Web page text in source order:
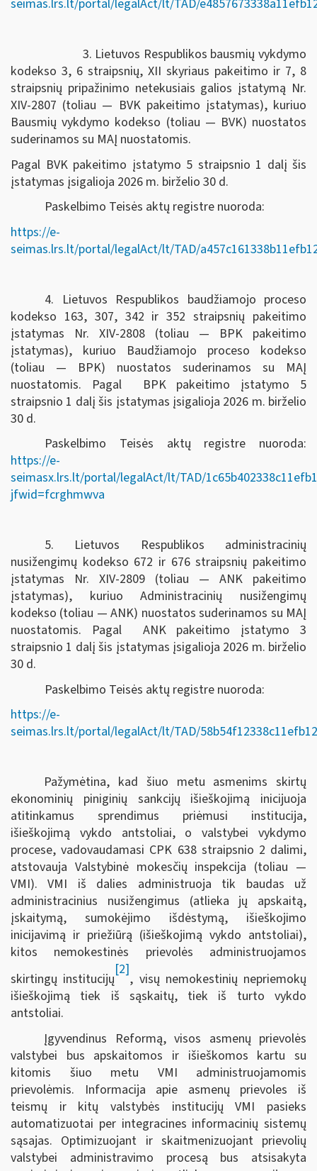
seimas.lrs.lt/portal/legalAct/lt/TAD/
3. Lietuvos Respublikos bausmių vykdymo
kodekso 3, 6 straipsnių, XII skyriaus pakeitimo ir 7, 8
straipsnių pripažinimo netekusiais galios įstatymą Nr.
XIV-2807 (toliau — BVK pakeitimo įstatymas), kuriuo
Bausmių vykdymo kodekso (toliau — BVK) nuostatos
suderinamos su MAĮ nuostatomis.
Pagal BVK pakeitimo įstatymo 5 straipsnio 1 dalį šis
įstatymas įsigalioja 2026 m. birželio 30 d.
Paskelbimo Teisės aktų registre nuoroda:
https://e-
seimas.lrs.lt/portal/legalAct/lt/TAD/
4. Lietuvos Respublikos baudžiamojo proceso
kodekso 163, 307, 342 ir 352 straipsnių pakeitimo
įstatymas Nr. XIV-2808 (toliau — BPK pakeitimo
įstatymas), kuriuo Baudžiamojo proceso kodekso
(toliau — BPK) nuostatos suderinamos su MAĮ
nuostatomis. Pagal BPK pakeitimo įstatymo 5
straipsnio 1 dalį šis įstatymas įsigalioja 2026 m. birželio
30 d.
Paskelbimo Teisės aktų registre nuoroda:
https://e-
seimasx.lrs.lt/portal/legalAct/lt/TAD/
jfwid=fcrghmwva
5. Lietuvos Respublikos administracinių
nusižengimų kodekso 672 ir 676 straipsnių pakeitimo
įstatymas Nr. XIV-2809 (toliau — ANK pakeitimo
įstatymas), kuriuo Administracinių nusižengimų
kodekso (toliau — ANK) nuostatos suderinamos su MAĮ
nuostatomis. Pagal ANK pakeitimo įstatymo 3
straipsnio 1 dalį šis įstatymas įsigalioja 2026 m. birželio
30 d.
Paskelbimo Teisės aktų registre nuoroda:
https://e-
seimas.lrs.lt/portal/legalAct/lt/TAD/
Pažymėtina, kad šiuo metu asmenims skirtų
ekonominių piniginių sankcijų išieškojimą inicijuoja
atitinkamus sprendimus priėmusi institucija,
išieškojimą vykdo antstoliai, o valstybei vykdymo
procese, vadovaudamasi CPK 638 straipsnio 2 dalimi,
atstovauja Valstybinė mokesčių inspekcija (toliau —
VMI). VMI iš dalies administruoja tik baudas už
administracinius nusižengimus (atlieka jų apskaitą,
įskaitymą, sumokėjimo išdėstymą, išieškojimo
inicijavimą ir priežiūrą (išieškojimą vykdo antstoliai),
kitos nemokestinės prievolės administruojamos
skirtingų institucijų
[2]
, visų nemokestinių nepriemokų
išieškojimą tiek iš sąskaitų, tiek iš turto vykdo
antstoliai.
Įgyvendinus Reformą, visos asmenų prievolės
valstybei bus apskaitomos ir išieškomos kartu su
kitomis šiuo metu VMI administruojamomis
prievolėmis. Informacija apie asmenų prievoles iš
teismų ir kitų valstybės institucijų VMI pasieks
automatizuotai per integracines informacinių sistemų
sąsajas. Optimizuojant ir skaitmenizuojant prievolių
valstybei administravimo procesą bus atsisakyta